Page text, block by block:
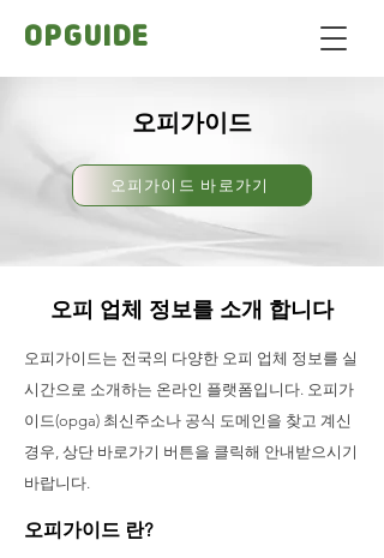
OPGUIDE
오피가이드
오피가이드 바로가기
오피 업체 정보를 소개 합니다
오피가이드는 전국의 다양한 오피 업체 정보를 실
시간으로 소개하는 온라인 플랫폼입니다. 오피가
이드(opga) 최신주소나 공식 도메인을 찾고 계신
경우, 상단 바로가기 버튼을 클릭해 안내받으시기
바랍니다.
오피가이드 란?